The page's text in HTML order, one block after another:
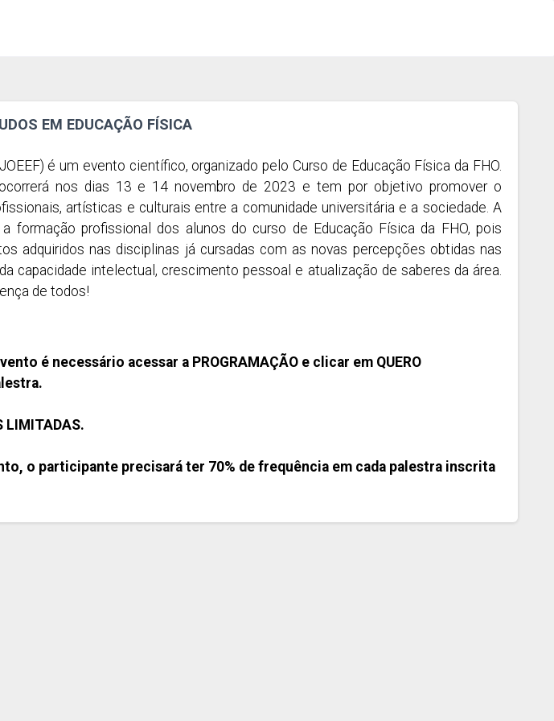
EM EDUCAÇÃO FÍSICA
é um evento científico, organizado pelo Curso de Educação Física da FHO.
nos dias 13 e 14 novembro de 2023 e tem por objetivo promover o
artísticas e culturais entre a comunidade universitária e a sociedade. A
formação profissional dos alunos do curso de Educação Física da FHO, pois
adquiridos nas disciplinas já cursadas com as novas percepções obtidas nas
capacidade intelectual, crescimento pessoal e atualização de saberes da área.
de todos!
é necessário acessar a PROGRAMAÇÃO e clicar em QUERO
LIMITADAS.
o participante precisará ter 70% de frequência em cada palestra inscrita